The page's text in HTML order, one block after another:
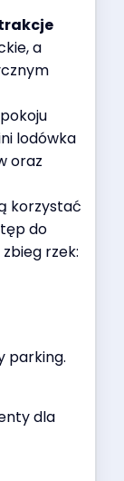
a
lodówka
oraz
korzystać
do
rzek:
parking.
dla